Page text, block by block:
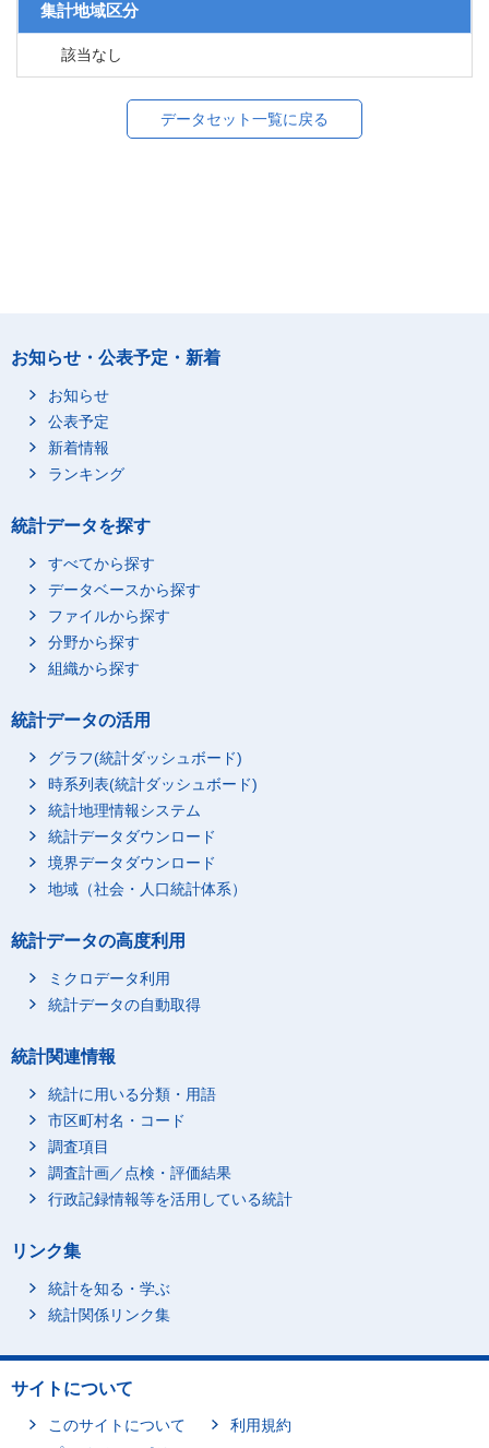
集計地域区分
該当なし
データセット一覧に戻る
お知らせ・公表予定・新着
お知らせ
公表予定
新着情報
ランキング
統計データを探す
すべてから探す
データベースから探す
ファイルから探す
分野から探す
組織から探す
統計データの活用
グラフ(統計ダッシュボード)
時系列表(統計ダッシュボード)
統計地理情報システム
統計データダウンロード
境界データダウンロード
地域（社会・人口統計体系）
統計データの高度利用
ミクロデータ利用
統計データの自動取得
統計関連情報
統計に用いる分類・用語
市区町村名・コード
調査項目
調査計画／点検・評価結果
行政記録情報等を活用している統計
リンク集
統計を知る・学ぶ
統計関係リンク集
サイトについて
このサイトについて
利用規約